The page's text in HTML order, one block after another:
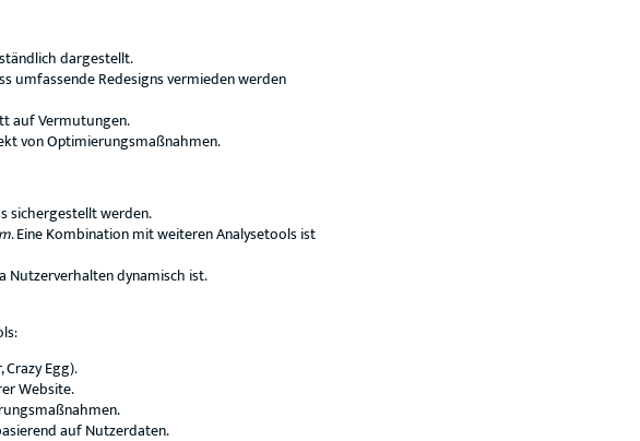
dargestellt.
umfassende Redesigns vermieden werden
auf Vermutungen.
von Optimierungsmaßnahmen.
sichergestellt werden.
. Eine Kombination mit weiteren Analysetools ist
Nutzerverhalten dynamisch ist.
Egg).
Website.
auf Nutzerdaten.